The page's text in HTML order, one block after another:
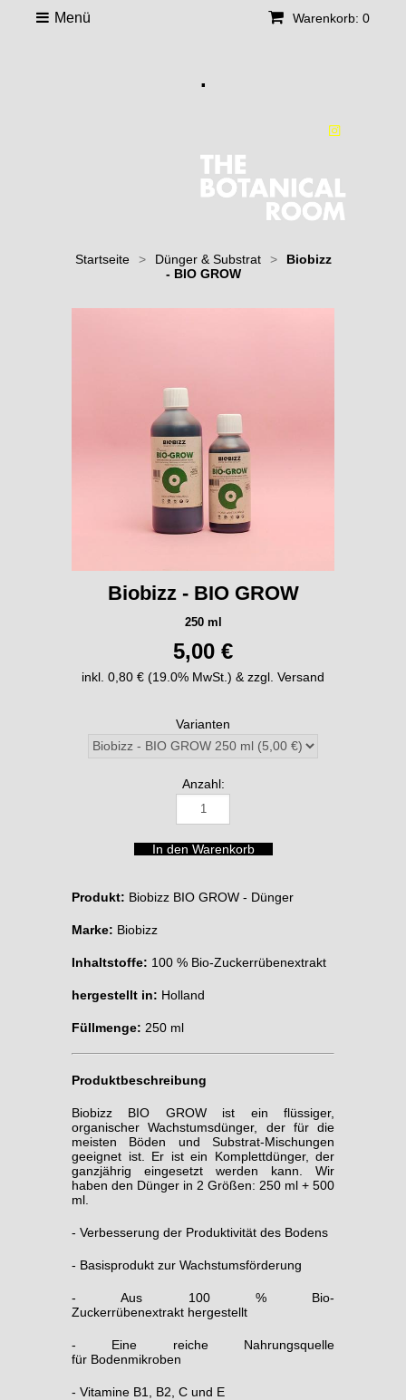
Warenkorb: 0
Menü
.
Startseite > Dünger & Substrat >
Biobizz
- BIO GROW
Biobizz - BIO GROW
250 ml
5,00 €
inkl. 0,80 € (19.0% MwSt.) & zzgl. Versand
Varianten
Anzahl:
Produkt: Biobizz BIO GROW - Dünger
Marke: Biobizz
Inhaltstoffe: 100 % Bio-Zuckerrübenextrakt
hergestellt in: Holland
Füllmenge: 250 ml
Produktbeschreibung
Biobizz BIO GROW ist ein flüssiger,
organischer Wachstumsdünger, der für die
meisten Böden und Substrat-Mischungen
geeignet ist. Er ist ein Komplettdünger, der
ganzjährig eingesetzt werden kann. Wir
haben den Dünger in 2 Größen: 250 ml + 500
ml.
- Verbesserung der Produktivität des Bodens
- Basisprodukt zur Wachstumsförderung
- Aus 100 % Bio-
Zuckerrübenextrakt hergestellt
- Eine reiche Nahrungsquelle
für Bodenmikroben
- Vitamine B1, B2, C und E